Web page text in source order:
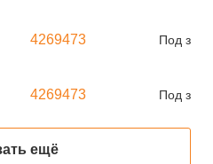
4269473 Под
4269473 Под
ещё